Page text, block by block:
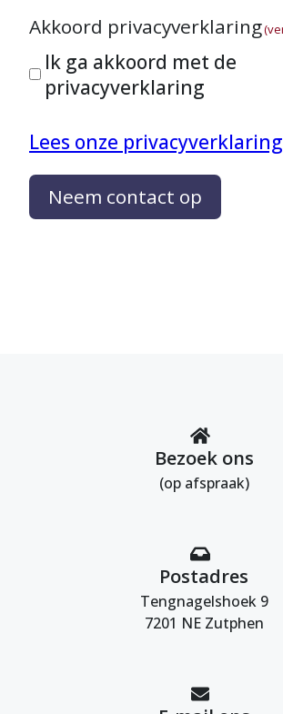
Akkoord privacyverklaring
Ik ga akkoord met de
privacyverklaring
Lees onze privacyverklaring
Neem contact op
Bezoek ons
(op afspraak)
Postadres
Tengnagelshoek 9
7201 NE Zutphen